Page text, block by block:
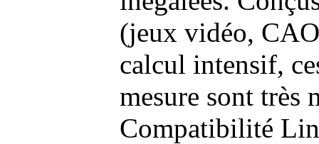
(jeux vidéo,
calcul intensif,
mesure sont très
Compatibilité